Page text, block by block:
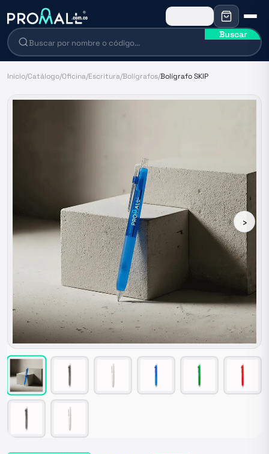
Buscar
Inicio/Catálogo/Oficina/Escritura/Bolígrafos/Bolígrafo SKIP
›